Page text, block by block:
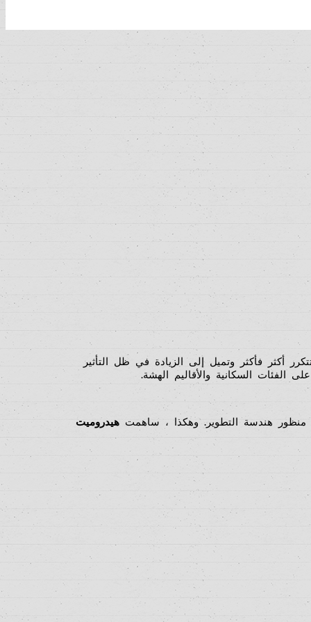
أكثر فأكثر وتميل إلى الزيادة في ظل التأثير
الفئات السكانية والأقاليم الهشة.
منظور هندسة التطوير. وهكذا ، ساهمتهيدروميت